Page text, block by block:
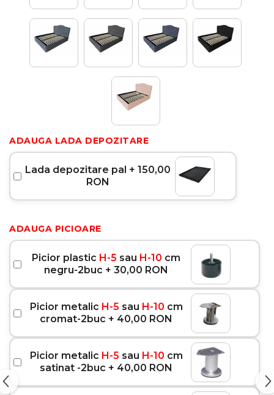
ADAUGA LADA DEPOZITARE
Lada depozitare pal + 150,00
RON
ADAUGA PICIOARE
Picior plastic H-5 sau H-10 cm
negru-2buc + 30,00 RON
Picior metalic H-5 sau H-10 cm
cromat-2buc + 40,00 RON
Picior metalic H-5 sau H-10 cm
satinat -2buc + 40,00 RON